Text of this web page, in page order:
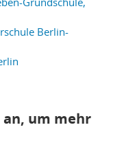
Berlin-
an, um mehr